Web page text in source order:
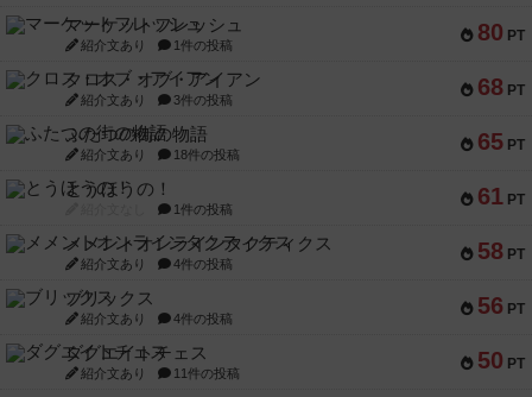
80 PT
マーケットフレッシュ
紹介文あり 1件の投稿
68 PT
クロス・オブ・アイアン
紹介文あり 3件の投稿
65 PT
ふたつの街の物語
紹介文あり 18件の投稿
61 PT
とうほうの！
1件の投稿
58 PT
メメントオンラインタクティクス
紹介文あり 4件の投稿
56 PT
ブリックス
紹介文あり 4件の投稿
50 PT
ダグエイトチェス
紹介文あり 11件の投稿